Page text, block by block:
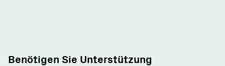
Benötigen Sie Unterstützung